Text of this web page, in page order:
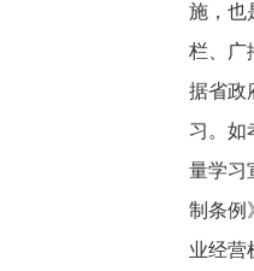
施，也
栏、广
据省政
习。如
量学习
制条例
业经营